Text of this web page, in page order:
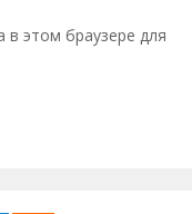
в этом браузере для